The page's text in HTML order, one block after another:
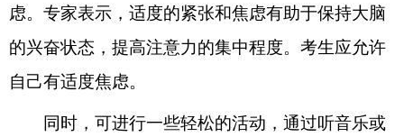
虑。专家表示，适度的紧张和焦虑有助于保持大脑
的兴奋状态，提高注意力的集中程度。考生应允许
自己有适度焦虑。
同时，可进行一些轻松的活动，通过听音乐或